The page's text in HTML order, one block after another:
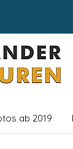
ab 2019